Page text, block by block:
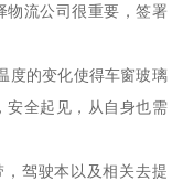
物流公司很重要，签署
度的变化使得车窗玻璃
安全起见，从自身也需
驾驶本以及相关去提